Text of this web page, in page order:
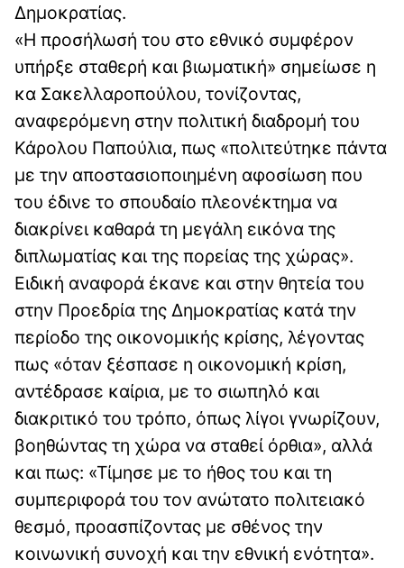
Δημοκρατίας.
«Η προσήλωσή του στο εθνικό συμφέρον
υπήρξε σταθερή και βιωματική» σημείωσε η
κα Σακελλαροπούλου, τονίζοντας,
αναφερόμενη στην πολιτική διαδρομή του
Κάρολου Παπούλια, πως «πολιτεύτηκε πάντα
με την αποστασιοποιημένη αφοσίωση που
του έδινε το σπουδαίο πλεονέκτημα να
διακρίνει καθαρά τη μεγάλη εικόνα της
διπλωματίας και της πορείας της χώρας».
Ειδική αναφορά έκανε και στην θητεία του
στην Προεδρία της Δημοκρατίας κατά την
περίοδο της οικονομικής κρίσης, λέγοντας
πως «όταν ξέσπασε η οικονομική κρίση,
αντέδρασε καίρια, με το σιωπηλό και
διακριτικό του τρόπο, όπως λίγοι γνωρίζουν,
βοηθώντας τη χώρα να σταθεί όρθια», αλλά
και πως: «Τίμησε με το ήθος του και τη
συμπεριφορά του τον ανώτατο πολιτειακό
θεσμό, προασπίζοντας με σθένος την
κοινωνική συνοχή και την εθνική ενότητα».